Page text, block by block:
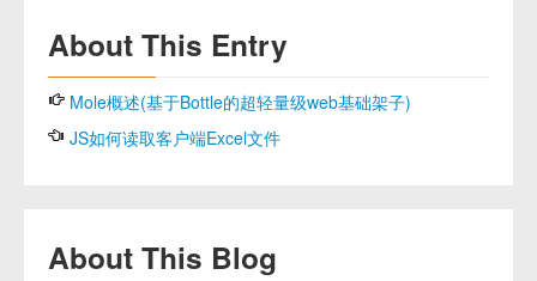
About This Entry
Mole概述(基于Bottle的超轻量级web基础架子)
JS如何读取客户端Excel文件
About This Blog